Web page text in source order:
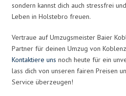
sondern kannst dich auch stressfrei
Leben in Holstebro freuen.
Vertraue auf Umzugsmeister Baier
Partner für deinen Umzug von
Kontaktiere uns noch heute für ein
lass dich von unseren fairen Preisen
Service überzeugen!